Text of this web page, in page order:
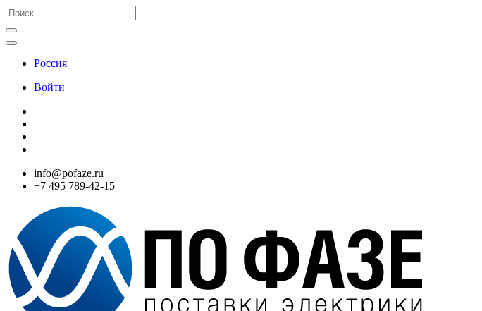
Россия
Войти
info@pofaze.ru
+7 495 789-42-15